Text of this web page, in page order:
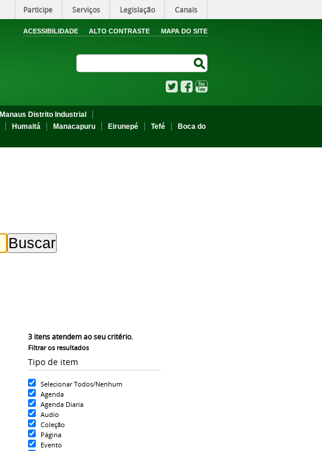
Participe Serviços Legislação Canais
ACESSIBILIDADE ALTO CONTRASTE MAPA DO SITE
TwitterFacebook
Manaus Distrito Industrial
Humaitá Manacapuru Eirunepé Tefé
Boca do
3itens atendem ao seu critério.
Filtrar os resultados
Tipo de item
Selecionar Todos/Nenhum
Agenda
Agenda Diaria
Audio
Coleção
Página
Evento